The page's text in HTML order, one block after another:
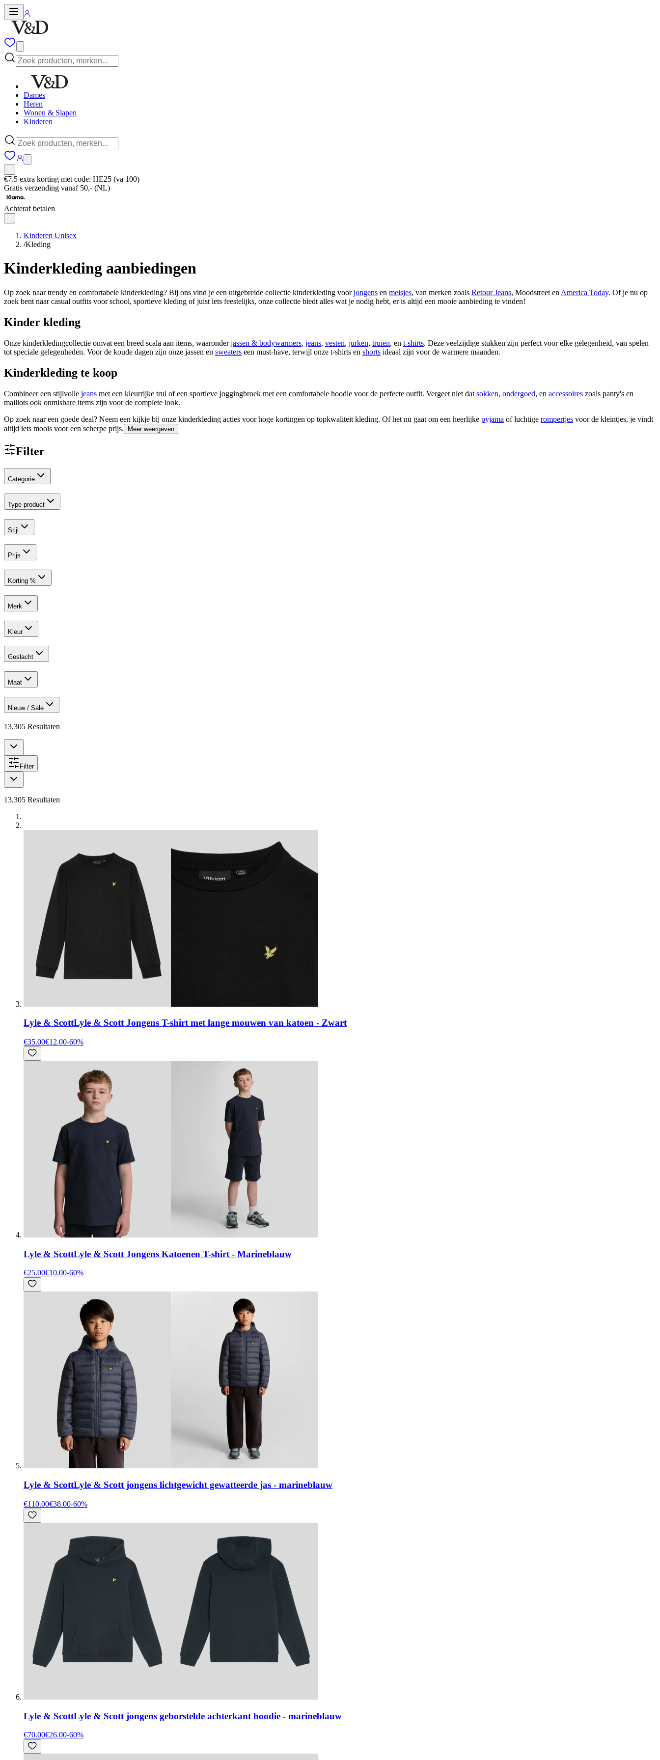
Dames
Heren
Wonen & Slapen
Kinderen
€7.5 extra korting met code: HE25 (va 100)
Gratis verzending vanaf 50,- (NL)
Achteraf betalen
Kinderen Unisex
/Kleding
Kinderkleding aanbiedingen
Op zoek naar trendy en comfortabele kinderkleding? Bij ons vind je een uitgebreide collectie kinderkleding voorjongens en meisjes, van merken zoals Retour Jeans, Moodstreet en America Today. Of je nu op
zoek bent naar casual outfits voor school, sportieve kleding of juist iets feestelijks, onze collectie biedt alles wat je nodig hebt, er is altijd een mooie aanbieding te vinden!
Kinder kleding
Onze kinderkledingcollectie omvat een breed scala aan items, waaronderjassen & bodywarmers, jeans, vesten, jurken, truien, en t-shirts. Deze veelzijdige stukken zijn perfect voor elke gelegenheid, van spelen
tot speciale gelegenheden. Voor de koude dagen zijn onze jassen en sweaters een must-have, terwijl onze t-shirts en shorts ideaal zijn voor de warmere maanden.
Kinderkleding te koop
Combineer een stijlvolle jeans met een kleurrijke trui of een sportieve joggingbroek met een comfortabele hoodie voor de perfecte outfit. Vergeet niet dat sokken, ondergoed, en accessoires zoals panty's en
maillots ook onmisbare items zijn voor de complete look.
Op zoek naar een goede deal? Neem een kijkje bij onze kinderkleding acties voor hoge kortingen op topkwaliteit kleding. Of het nu gaat om een heerlijke pyjama of luchtige rompertjes voor de kleintjes, je vindt
altijd iets moois voor een scherpe prijs.
Meer weergeven
Filter
Categorie
Type product
Stijl
Prijs
Korting %
Merk
Kleur
Geslacht
Maat
Nieuw / Sale
13,305 Resultaten
Filter
13,305 Resultaten
Lyle & ScottLyle & Scott Jongens T-shirt met lange mouwen van katoen - Zwart
€35.00€12.00-60%
Lyle & ScottLyle & Scott Jongens Katoenen T-shirt - Marineblauw
€25.00€10.00-60%
Lyle & ScottLyle & Scott jongens lichtgewicht gewatteerde jas - marineblauw
€110.00€38.00-60%
Lyle & ScottLyle & Scott jongens geborstelde achterkant hoodie - marineblauw
€70.00€26.00-60%